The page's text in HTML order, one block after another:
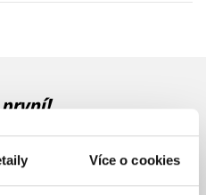
Více o cookies
na jaké zboží je výhodná
k odběru našich e-
osobních údajů